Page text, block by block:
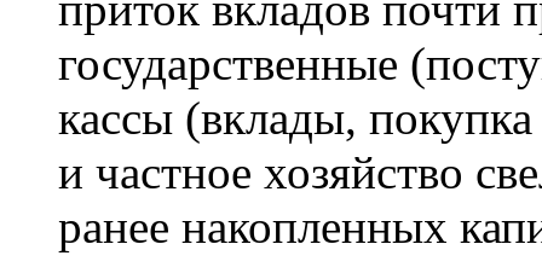
государственные
кассы (вклады, покупка
и частное хозяйство
ранее накопленных